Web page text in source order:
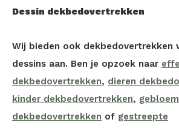
Dessin dekbedovertrekken
Wij bieden ook dekbedovertrekken
dessins aan. Ben je opzoek naar
dekbedovertrekken, dieren
kinder dekbedovertrekken,
dekbedovertrekken of gestreepte